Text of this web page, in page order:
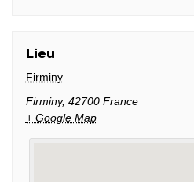
Lieu
Firminy
Firminy, 42700 France
+ Google Map